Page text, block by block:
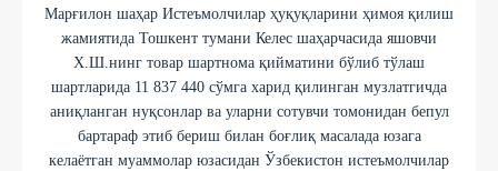
Марғилон шаҳар Истеъмолчилар ҳуқуқларини ҳимоя қилиш
жамиятида Тошкент тумани Келес шаҳарчасида яшовчи
Х.Ш.нинг товар шартнома қийматини бўлиб тўлаш
шартларида 11 837 440 сўмга харид қилинган музлатгичда
аниқланган нуқсонлар ва уларни сотувчи томонидан бепул
бартараф этиб бериш билан боғлиқ масалада юзага
келаётган муаммолар юзасидан Ўзбекистон истеъмолчилар